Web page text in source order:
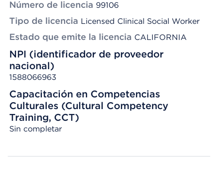
Número de licencia 99106
Tipo de licencia Licensed Clinical Social Worker
Estado que emite la licencia CALIFORNIA
NPI (identificador de proveedor
nacional)
1588066963
Capacitación en Competencias
Culturales (Cultural Competency
Training, CCT)
Sin completar